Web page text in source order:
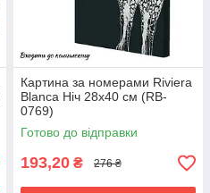
Картина за номерами Riviera
Blanca Ніч 28x40 см (RB-
0769)
Готово до відправки
193,20 ₴ 276 ₴